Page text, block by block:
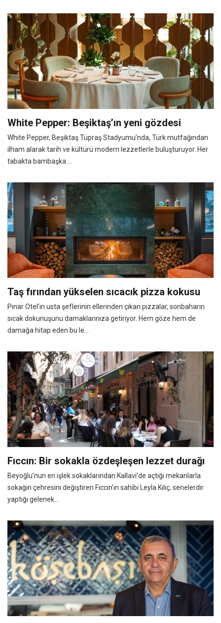
White Pepper: Beşiktaş’ın yeni gözdesi
White Pepper, Beşiktaş Tüpraş Stadyumu’nda, Türk mutfağından
ilham alarak tarih ve kültürü modern lezzetlerle buluşturuyor. Her
tabakta bambaşka ...
Taş fırından yükselen sıcacık pizza kokusu
Pınar Otel’in usta şeflerinin ellerinden çıkan pizzalar, sonbaharın
sıcak dokunuşunu damaklarınıza getiriyor. Hem göze hem de
damağa hitap eden bu le...
Fıccın: Bir sokakla özdeşleşen lezzet durağı
Beyoğlu’nun en işlek sokaklarından Kallavi’de açtığı mekanlarla
sokağın çehresini değiştiren Fıccın’ın sahibi Leyla Kılıç, senelerdir
yaptığı gelenek...